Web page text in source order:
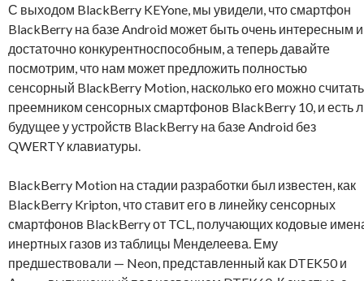
С выходом BlackBerry KEYone, мы увидели, что смартфон
BlackBerry на базе Android может быть очень интересным и
достаточно конкурентноспособным, а теперь давайте
посмотрим, что нам может предложить полностью
сенсорный BlackBerry Motion, насколько его можно считать
преемником сенсорных смартфонов BlackBerry 10, и есть
будущее у устройств BlackBerry на базе Android без
QWERTY клавиатуры.
BlackBerry Motion на стадии разработки был известен, как
BlackBerry Kripton, что ставит его в линейку сенсорных
смартфонов BlackBerry от TCL, получающих кодовые
инертных газов из таблицы Менделеева. Ему
предшествовали — Neon, представленный как DTEK50 и